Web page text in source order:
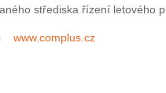
střediska řízení letového
www.complus.cz